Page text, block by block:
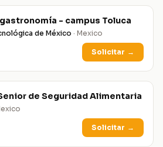
- campus Toluca
de México · Mexico
Solicitar →
de Seguridad Alimentaria
Solicitar →